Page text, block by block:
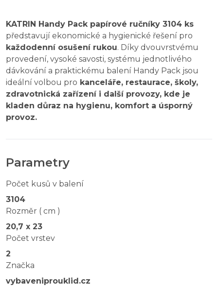
KATRIN Handy Pack papírové ručníky 3104 ks
představují ekonomické a hygienické řešení pro
každodenní osušení rukou. Díky dvouvrstvému
provedení, vysoké savosti, systému jednotlivého
dávkování a praktickému balení Handy Pack jsou
ideální volbou pro kanceláře, restaurace, školy,
zdravotnická zařízení i další provozy, kde je
kladen důraz na hygienu, komfort a úsporný
provoz.
Parametry
Počet kusů v balení
3104
Rozměr ( cm )
20,7 x 23
Počet vrstev
2
Značka
vybaveniprouklid.cz